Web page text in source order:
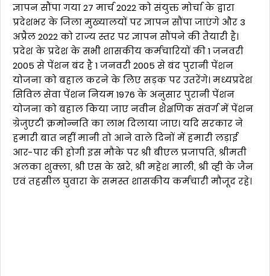
ज्ञापन सौंपा गया 27 मार्च 2022 को संयुक्त मोर्चा के द्वारा
प्रदेशभर के जिला मुख्यालयों पर ज्ञापन सौंपा जाएंगे और 3
अप्रैल 2022 को राज्य स्तर पर ज्ञापन सौंपने की तैयारी है।
प्रदेश के प्रदेश के सभी शासकीय कर्मचारियों की 1 जनवरी
2005 से पेंशन बंद है 1 जनवरी 2005 से बंद पुरानी पेंशन
योजना को बहाल करने के लिए सड़क पर उतरेंगे। मध्यप्रदेश
सिविल सेवा पेंशन नियम 1976 के अनुसार पुरानी पेंशन
योजना को बहाल किया जाए नवीन शैक्षणिक संवर्ग में पेंशन
ग्रेजुएटी क्रमोन्नति का लाभ दिलाया जाए। यदि सरकार ने
हमारी बात नहीं मानी तो आने वाले दिनों में हमारी लड़ाई
आर-पार की होगी इस मौके पर श्री बीएल प्रजापति, श्रीमती
अलका शुक्ला, श्री एस के खरे, श्री महेश माली, श्री व्ही के जैन
एवं तहसील घुवारा के समस्त शासकीय कर्मचारी मौजूद रहे।